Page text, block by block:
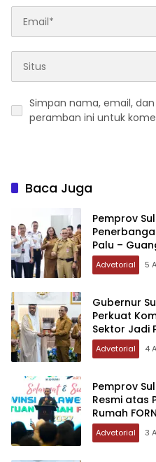
Simpan nama, email,
peramban ini untuk
Baca Juga
Pemprov
Palu –
Advetorial 5
Gubernur
Perkuat
Sektor Jadi
Advetorial 4
Pemprov
Resmi atas
Rumah
Advetorial 3